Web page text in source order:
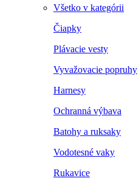
Všetko v kategórii
Čiapky
Plávacie vesty
Vyvažovacie popruhy
Harnesy
Ochranná výbava
Batohy a ruksaky
Vodotesné vaky
Rukavice